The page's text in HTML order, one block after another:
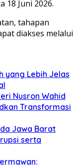
18 Juni 2026.
tahapan
diakses melalui
yang Lebih Jelas
Nusron Wahid
Transformasi
Jawa Barat
serta